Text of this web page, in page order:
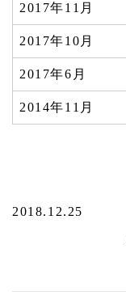
2017年11月
2017年10月
2017年6月
2014年11月
2018.12.25